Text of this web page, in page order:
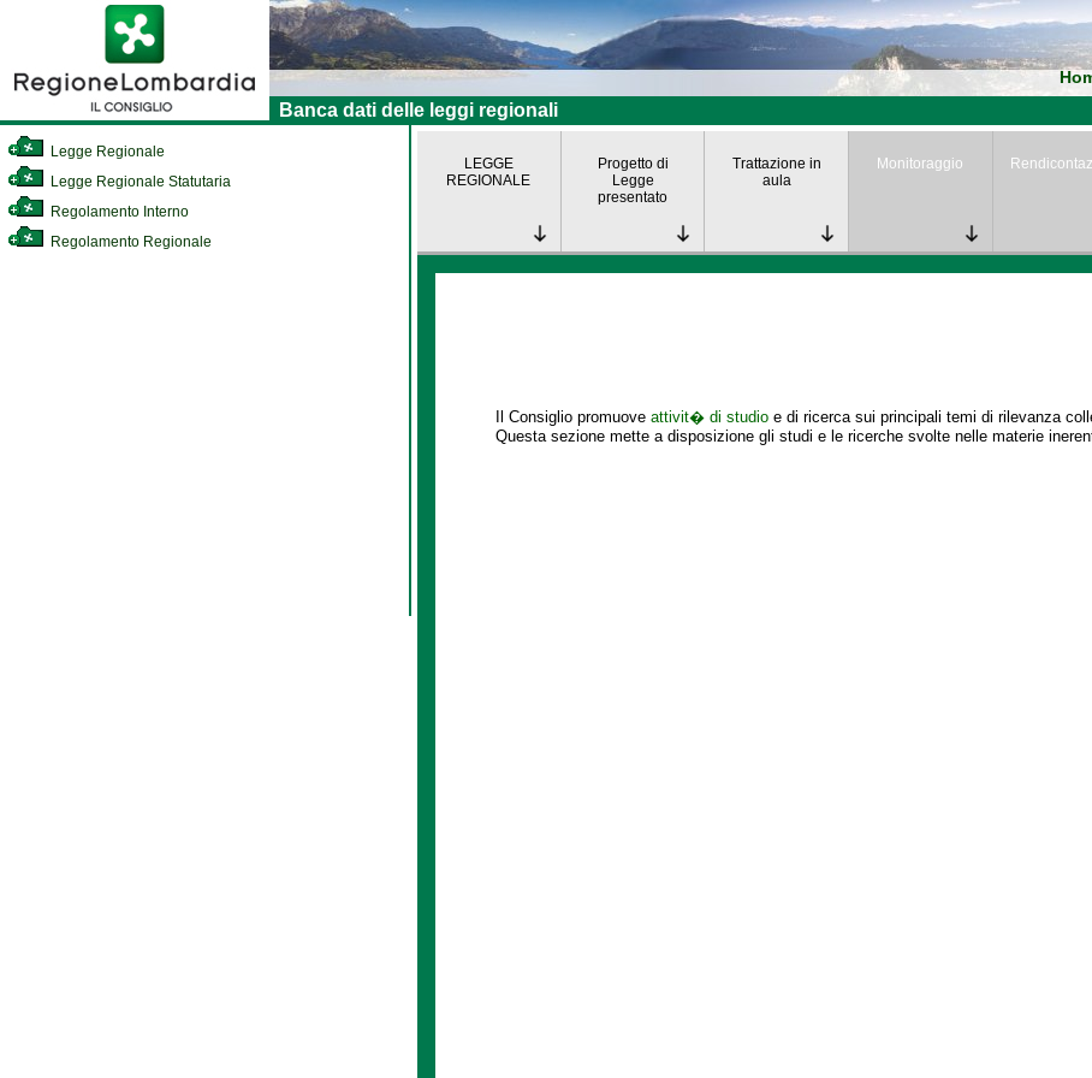
Banca dati delle leggi regionali
Legge Regionale
Legge Regionale Statutaria
Regolamento Interno
Regolamento Regionale
LEGGE
REGIONALE
Progetto di
Legge
presentato
Trattazione in
aula
Monitoraggio
Il Consiglio promuove attivit� di studio e di ricerca sui principali temi di rilevanza
Questa sezione mette a disposizione gli studi e le ricerche svolte nelle materie